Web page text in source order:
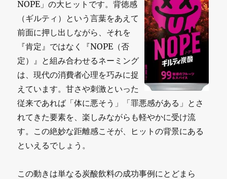
NOPE」の大ヒットです。背徳感
（ギルティ）という言葉をあえて
前面に押し出しながら、それを
『肯定』ではなく『NOPE（否
定）』と組み合わせるネーミング
は、現代の消費者心理を巧みに捉
えています。甘さや刺激といった
従来であれば「体に悪そう」「罪悪感がある」とさ
れてきた要素を、楽しみながらも軽やかに受け流
す。この絶妙な距離感こそが、ヒットの背景にある
といえるでしょう。
この動きは単なる炭酸飲料の成功事例にとどまら